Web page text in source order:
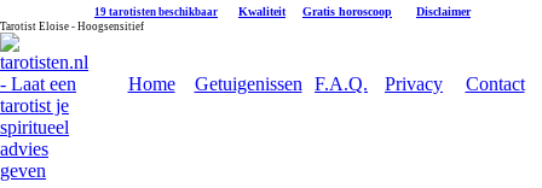
19 tarotisten beschikbaar Kwaliteit Gratis horoscoop Disclaimer
Tarotist Eloise - Hoogsensitief
Home Getuigenissen F.A.Q. Privacy Contact